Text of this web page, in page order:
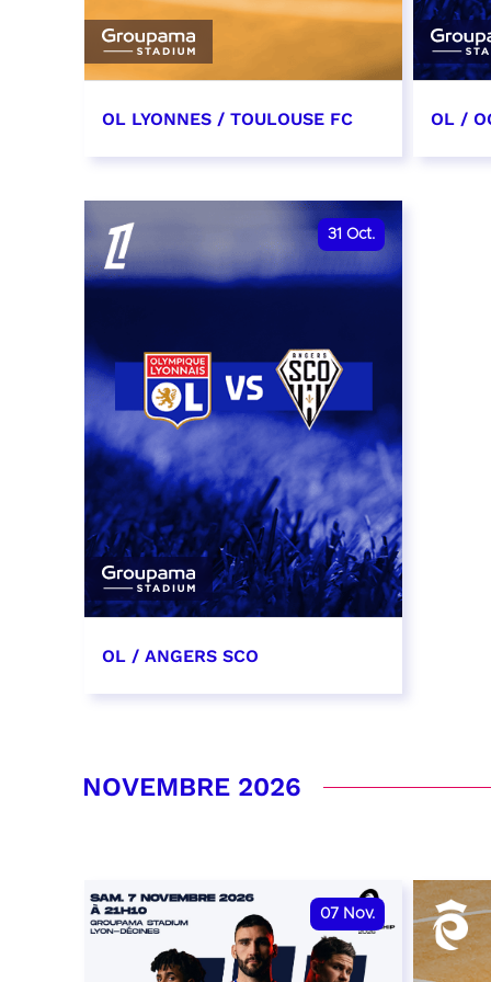
OL LYONNES / TOULOUSE FC
date et heure à confirmer
RÉSERVER
OL /
31 Oct.
OL / ANGERS SCO
RÉSERVER
NOVEMBRE 2026
07 Nov.